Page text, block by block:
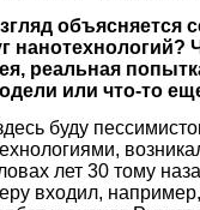
объясняется
нанотехнологий?
реальная
или что-то
буду
лет 30 тому
входил,